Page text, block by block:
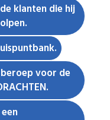
klanten die hij
voor de